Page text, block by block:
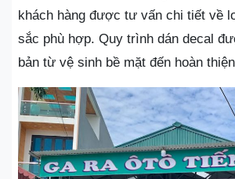
khách hàng được tư vấn chi tiết về
sắc phù hợp. Quy trình dán decal
bản từ vệ sinh bề mặt đến hoàn